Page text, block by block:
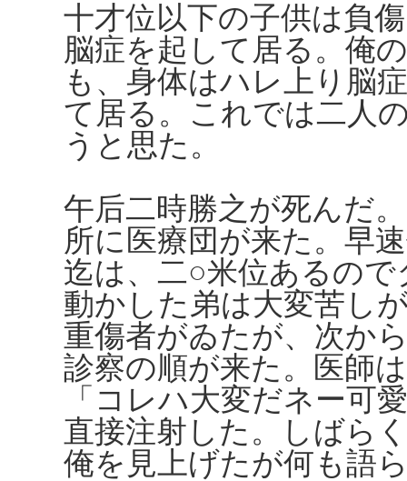
十才位以下の子供は負
脳症を起して居る。俺
も、身体はハレ上り脳
て居る。これでは二人
うと思た。
午后二時勝之が死んだ
所に医療団が来た。早
迄は、二○米位あるの
動かした弟は大変苦し
重傷者がゐたが、次か
診察の順が来た。医師
「コレハ大変だネー可
直接注射した。しばら
俺を見上げたが何も語